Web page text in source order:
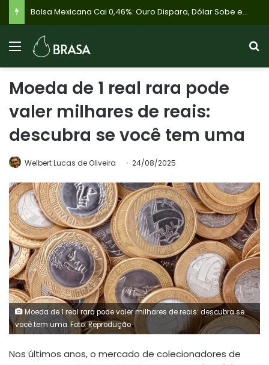
Bolsa Mexicana Cai 0,46%: Ouro Dispara, Dólar Sobe e Investidores Olham Brasil em Meio à Cautela Global
Moeda de 1 real rara pode
valer milhares de reais:
descubra se você tem uma
Welbert Lucas de Oliveira 24/08/2025
Moeda de 1 real rara pode valer milhares de reais: descubra se
você tem uma. Foto: Reprodução
Nos últimos anos, o mercado de colecionadores de